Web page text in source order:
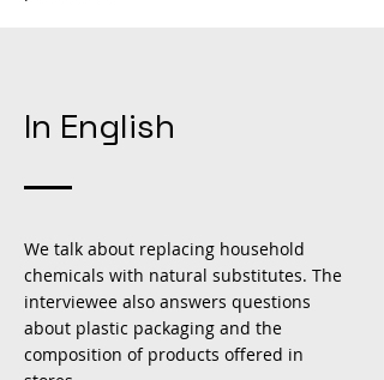
In English
We talk about replacing household
chemicals with natural substitutes. The
interviewee also answers questions
about plastic packaging and the
composition of products offered in